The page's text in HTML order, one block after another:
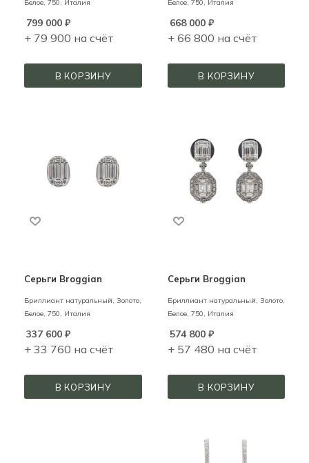
Белое, 750, Италия
799 000 ₽
+ 79 900 на счёт
В КОРЗИНУ
Белое, 750, Италия
668 000₽
+ 66 800 на счёт
В КОРЗИНУ
Серьги Broggian
Бриллиант натуральный, Золото,
Белое, 750, Италия
337 600 ₽
+ 33 760 на счёт
В КОРЗИНУ
Серьги Broggian
Бриллиант натуральный, Золото,
Белое, 750, Италия
574 800₽
+ 57 480 на счёт
В КОРЗИНУ